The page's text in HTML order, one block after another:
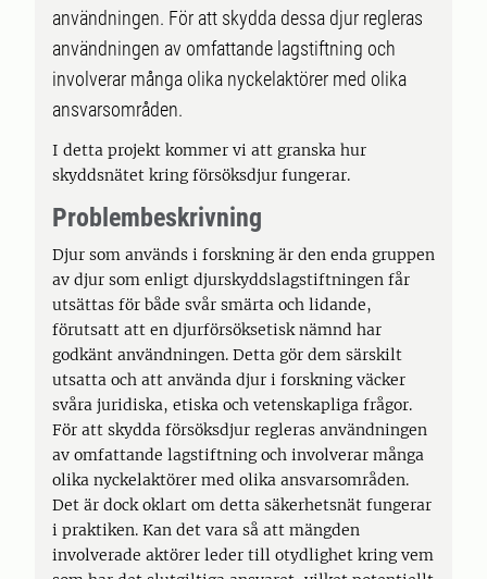
användningen. För att skydda dessa djur regleras
användningen av omfattande lagstiftning och
involverar många olika nyckelaktörer med olika
ansvarsområden.
I detta projekt kommer vi att granska hur
skyddsnätet kring försöksdjur fungerar.
Problembeskrivning
Djur som används i forskning är den enda gruppen
av djur som enligt djurskyddslagstiftningen får
utsättas för både svår smärta och lidande,
förutsatt att en djurförsöksetisk nämnd har
godkänt användningen. Detta gör dem särskilt
utsatta och att använda djur i forskning väcker
svåra juridiska, etiska och vetenskapliga frågor.
För att skydda försöksdjur regleras användningen
av omfattande lagstiftning och involverar många
olika nyckelaktörer med olika ansvarsområden.
Det är dock oklart om detta säkerhetsnät fungerar
i praktiken. Kan det vara så att mängden
involverade aktörer leder till otydlighet kring vem